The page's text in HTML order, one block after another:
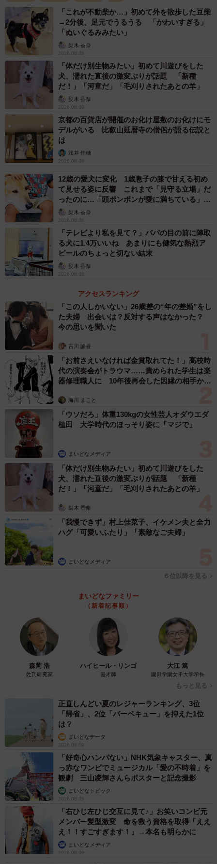
「これが不動柴か…」初めて外を散歩した豆柴
→2分後、足元でうるうる 「かわいすぎる」
「ぬいぐるみみたい」
梨木 香奈
2026.08.09
「体だけ別生物みたい」初めて川遊びをした
犬、濡れた直後の激変ぶりが話題 「新種
だ！」「河童だ」「毛刈りされたあとの羊」
梨木 香奈
2026.08.09
京都の百貨店が開催のお化け屋敷のお化けにモ
デルがいる 比叡山延暦寺の僧侶が語る伝説と
は
浅井 佳穂
2026.08.08
12歳の愛犬に変化 1歳息子の膝で甘える初め
て見せる姿に反響 これまで「見守る立場」だ
ったのに…「頭ポンポンが愛に満ちている」
「尊…」
梨木 香奈
2026.08.08
「テレビより私を見て？」パパの目の前に陣取
る犬に1.4万いいね あまりにも健気な熱烈ア
ピールのちょっと切ない結末
梨木 香奈
2026.08.08
アクセスランキング
「この人しかいない」26歳差の“年の差婚”をし
た夫婦 出会いは？反対する声はなかった？
今の思いを聞いた
古川 諭香
「お前さえいなければ金賞取れてた！」高校時
代の演奏会がトラウマ……責められた学生は楽
器修理職人に 10年後再会した因縁の相手から
海川 まこと
「ウソだろ」体重130kgの女性芸人オダウエダ
植田 大学時代のほっそり姿に「マジで」
まいどなメディア
「体だけ別生物みたい」初めて川遊びをした
犬、濡れた直後の激変ぶりが話題 「新種
だ！」「河童だ」「毛刈りされたあとの羊」
梨木 香奈
「我慢できず」村上佳菜子、イケメン夫と全力
ハグ「可愛いふたり」「素敵なご夫婦」
まいどなメディア
６位以降を見る
まいどなファミリー
（新着記事順）
森岡 浩
姓氏研究家
ハイヒール・リンゴ
漫才師
大江 篤
園田学園女子大学学長
もっと見る
正直しんどい夏のレジャーランキング、3位
「帰省」、2位「バーベキュー」を抑えた1位
は？
まいどなデータ
2026.08.09
「好奇心ハンパない」NHK気象キャスター、真
っ赤なワンピでミュージカル「愛の不時着」を
観劇 三山凌輝さんらポスターと記念撮影
まいどなトピック
2026.08.09
「右ひじ左ひじ交互に見て♪」お笑いコンビ元
メンバー髪型激変 命を救う資格を取得「ええ
え！！すごすぎます！」→本名も明らかに
まいどなメディア
2026.08.09